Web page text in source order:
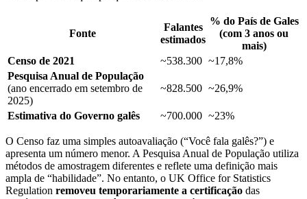
Fonte
Falantes
estimados
% do País de Gales
(com 3 anos ou
mais)
Censo de 2021
~538.300 ~17,8%
Pesquisa Anual de População
(ano encerrado em setembro de
2025)
~828.500 ~26,9%
Estimativa do Governo galês ~700.000 ~23%
O Censo faz uma simples autoavaliação (“Você fala galês?”) e
apresenta um número menor. A Pesquisa Anual de População utiliza
métodos de amostragem diferentes e reflete uma definição mais
ampla de “habilidade”. No entanto, o UK Office for Statistics
Regulation removeu temporariamente a certificação das